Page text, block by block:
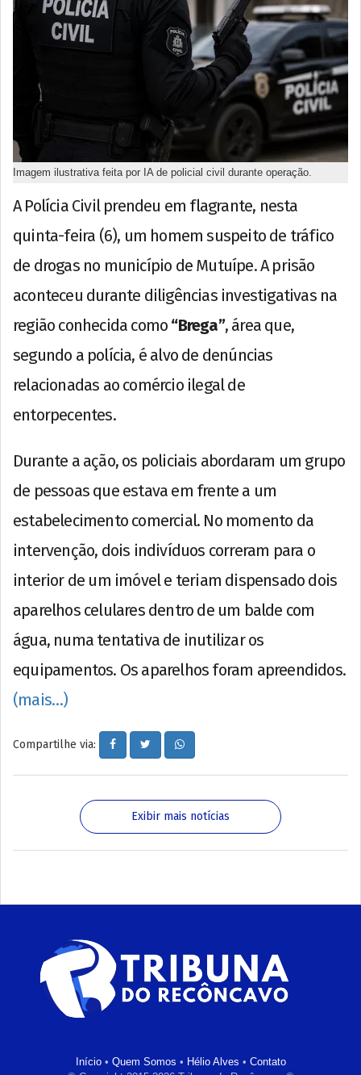
Imagem ilustrativa feita por IA de policial civil durante operação.
A Polícia Civil prendeu em flagrante, nesta
quinta-feira (6), um homem suspeito de tráfico
de drogas no município de Mutuípe. A prisão
aconteceu durante diligências investigativas na
região conhecida como “Brega”, área que,
segundo a polícia, é alvo de denúncias
relacionadas ao comércio ilegal de
entorpecentes.
Durante a ação, os policiais abordaram um grupo
de pessoas que estava em frente a um
estabelecimento comercial. No momento da
intervenção, dois indivíduos correram para o
interior de um imóvel e teriam dispensado dois
aparelhos celulares dentro de um balde com
água, numa tentativa de inutilizar os
equipamentos. Os aparelhos foram apreendidos.
(mais…)
Compartilhe via:
Exibir mais notícias
Início• Quem Somos • Hélio Alves • Contato